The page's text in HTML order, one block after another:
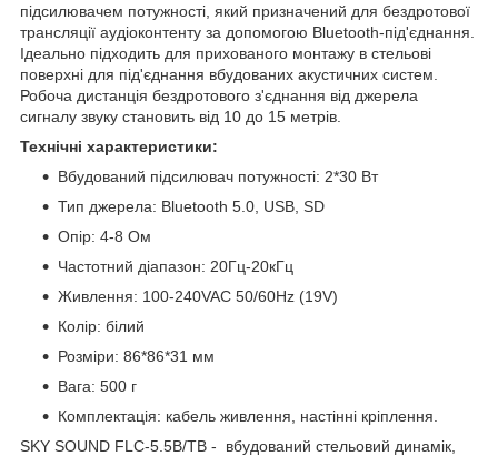
підсилювачем потужності, який призначений для бездротової
трансляції аудіоконтенту за допомогою Bluetooth-під'єднання.
Ідеально підходить для прихованого монтажу в стельові
поверхні для під'єднання вбудованих акустичних систем.
Робоча дистанція бездротового з'єднання від джерела
сигналу звуку становить від 10 до 15 метрів.
Технічні характеристики:
Вбудований підсилювач потужності: 2*30 Вт
Тип джерела: Bluetooth 5.0, USB, SD
Опір: 4-8 Ом
Частотний діапазон: 20Гц-20кГц
Живлення: 100-240VAC 50/60Hz (19V)
Колір: білий
Розміри: 86*86*31 мм
Вага: 500 г
Комплектація: кабель живлення, настінні кріплення.
SKY SOUND FLC-5.5B/TB - вбудований стельовий динамік,